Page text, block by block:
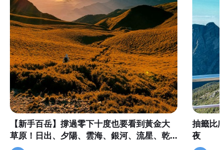
【新手百岳】撐過零下十度也要看到黃金大
草原！日出、夕陽、雲海、銀河、流星、乾
燥撤收通通都在這趟集滿了！夫復何求？
抽籤比
夜